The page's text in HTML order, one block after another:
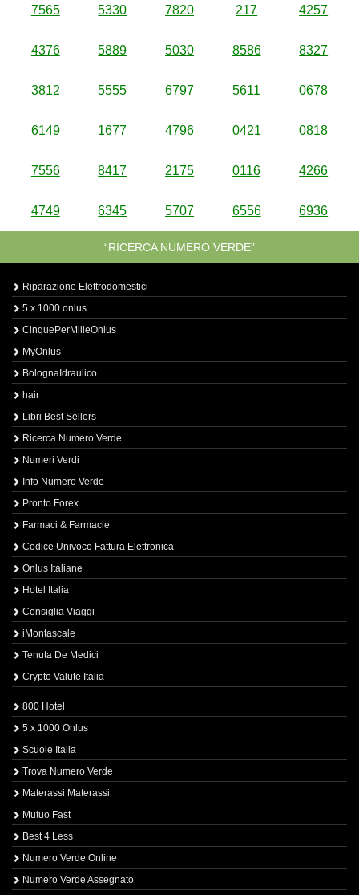
7565 5330 7820 217 4257
4376 5889 5030 8586 8327
3812 5555 6797 5611 0678
6149 1677 4796 0421 0818
7556 8417 2175 0116 4266
4749 6345 5707 6556 6936
“RICERCA NUMERO VERDE”
Riparazione Elettrodomestici
5 x 1000 onlus
CinquePerMilleOnlus
MyOnlus
BolognaIdraulico
hair
Libri Best Sellers
Ricerca Numero Verde
Numeri Verdi
Info Numero Verde
Pronto Forex
Farmaci & Farmacie
Codice Univoco Fattura Elettronica
Onlus Italiane
Hotel Italia
Consiglia Viaggi
iMontascale
Tenuta De Medici
Crypto Valute Italia
800 Hotel
5 x 1000 Onlus
Scuole Italia
Trova Numero Verde
Materassi Materassi
Mutuo Fast
Best 4 Less
Numero Verde Online
Numero Verde Assegnato